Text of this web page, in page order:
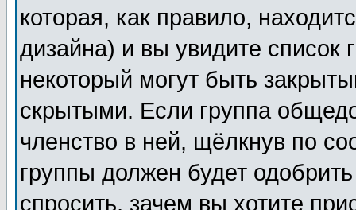
которая, как правило,
дизайна) и вы увидите список
некоторый могут быть
скрытыми. Если группа
членство в ней, щёлкнув по
группы должен будет
спросить, зачем вы хотите